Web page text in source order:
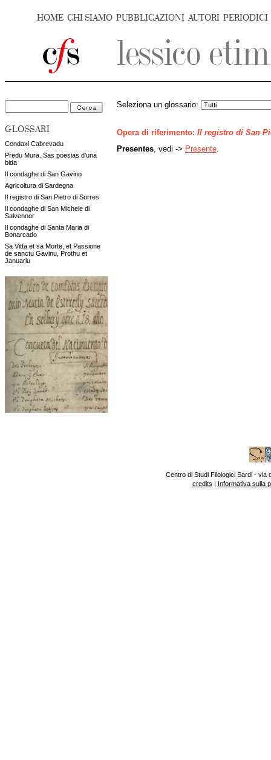
HOME CHI SIAMO PUBBLICAZIONI AUTORI PERIODICI
GLOSSARI
Condaxi Cabrevadu
Predu Mura. Sas poesias d'una
bida
Il condaghe di San Gavino
Agricoltura di Sardegna
Il registro di San Pietro di Sorres
Il condaghe di San Michele di
Salvennor
Il condaghe di Santa Maria di
Bonarcado
Sa Vitta et sa Morte, et Passione
de sanctu Gavinu, Prothu et
Januariu
Seleziona un glossario:
Opera di riferimento: Il registro di San
Presentes , vedi -> Presente
Centro di Studi Filologici Sardi - via
credits | Informativa sulla